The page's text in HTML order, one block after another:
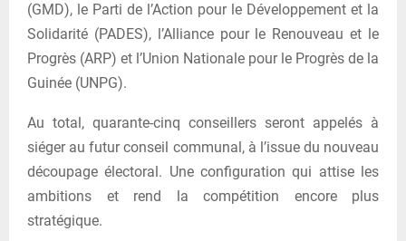
(GMD), le Parti de l’Action pour le Développement et la
Solidarité (PADES), l’Alliance pour le Renouveau et le
Progrès (ARP) et l’Union Nationale pour le Progrès de la
Guinée (UNPG).
Au total, quarante-cinq conseillers seront appelés à
siéger au futur conseil communal, à l’issue du nouveau
découpage électoral. Une configuration qui attise les
ambitions et rend la compétition encore plus
stratégique.